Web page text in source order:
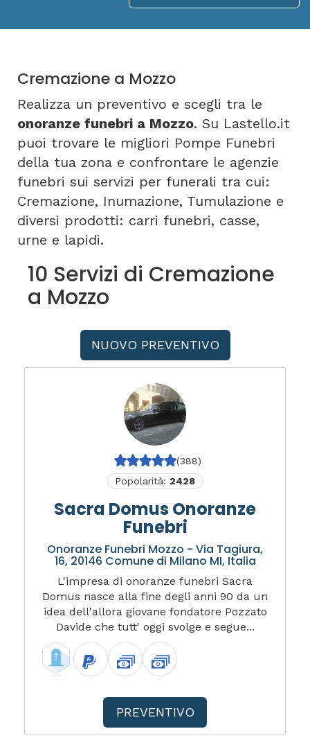
Cremazione a Mozzo
Realizza un preventivo e scegli tra le
onoranze funebri a Mozzo. Su Lastello.it
puoi trovare le migliori Pompe Funebri
della tua zona e confrontare le agenzie
funebri sui servizi per funerali tra cui:
Cremazione, Inumazione, Tumulazione e
diversi prodotti: carri funebri, casse,
urne e lapidi.
10 Servizi di Cremazione
a Mozzo
NUOVO PREVENTIVO
(388)
Popolarità: 2428
Sacra Domus Onoranze
Funebri
Onoranze Funebri Mozzo - Via Tagiura,
16, 20146 Comune di Milano MI, Italia
L'impresa di onoranze funebri Sacra
Domus nasce alla fine degli anni 90 da un
idea dell'allora giovane fondatore Pozzato
Davide che tutt' oggi svolge e segue...
PREVENTIVO